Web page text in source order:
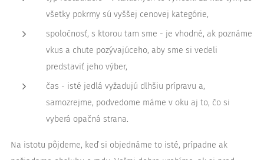
všetky pokrmy sú vyššej cenovej kategórie,
spoločnosť, s ktorou tam sme - je vhodné, ak poznáme
vkus a chute pozývajúceho, aby sme si vedeli
predstaviť jeho výber,
čas - isté jedlá vyžadujú dlhšiu prípravu a,
samozrejme, podvedome máme v oku aj to, čo si
vyberá opačná strana.
Na istotu pôjdeme, keď si objednáme to isté, prípadne ak